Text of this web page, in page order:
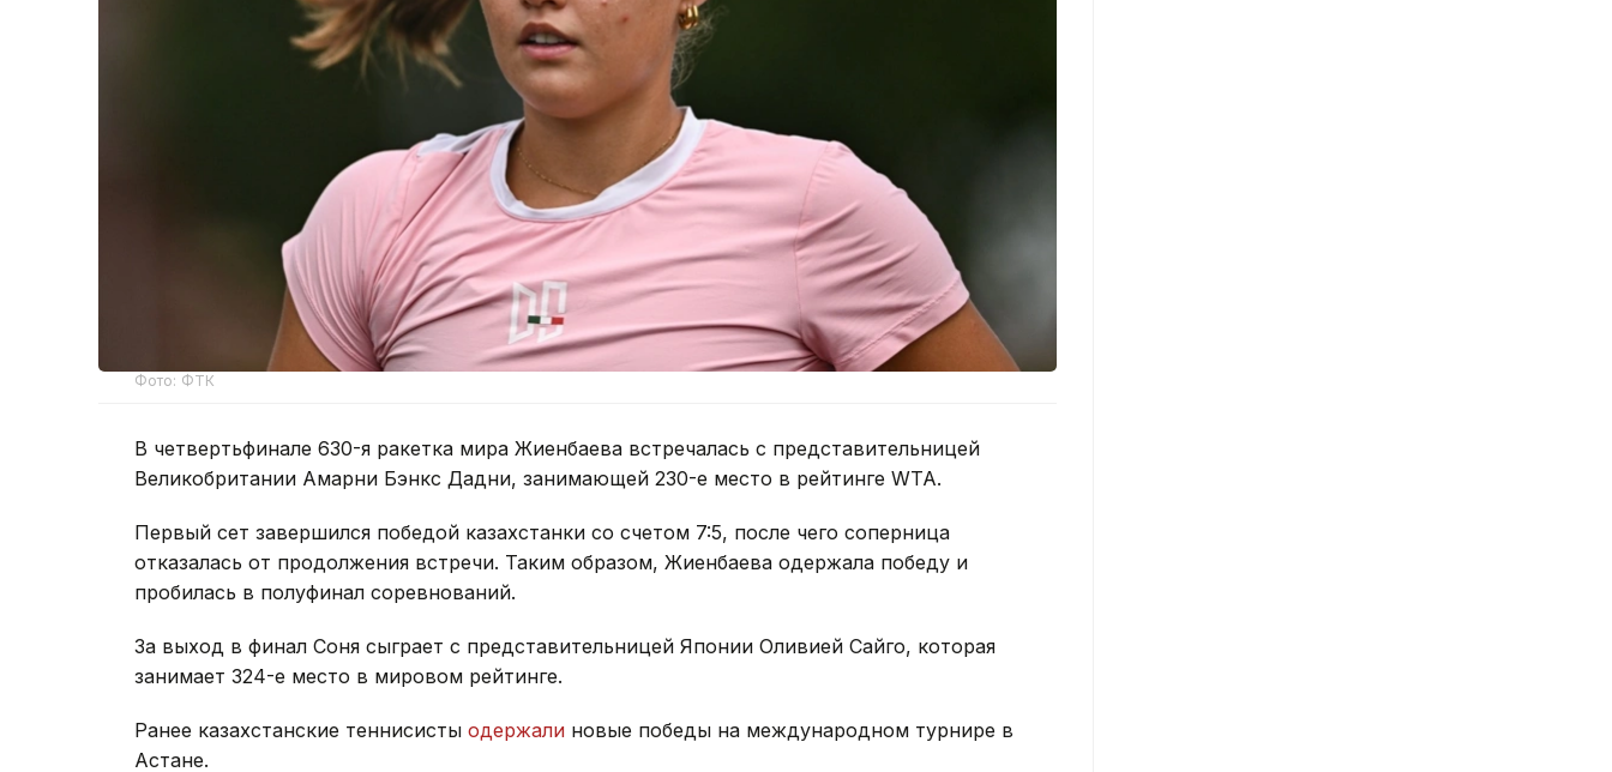
Фото: ФТК
В четвертьфинале 630-я ракетка мира Жиенбаева встречалась с представительницей
Великобритании Амарни Бэнкс Дадни, занимающей 230-е место в рейтинге WTA.
Первый сет завершился победой казахстанки со счетом 7:5, после чего соперница
отказалась от продолжения встречи. Таким образом, Жиенбаева одержала победу и
пробилась в полуфинал соревнований.
За выход в финал Соня сыграет с представительницей Японии Оливией Сайго, которая
занимает 324-е место в мировом рейтинге.
Ранее казахстанские теннисисты одержали новые победы на международном турнире в
Астане.